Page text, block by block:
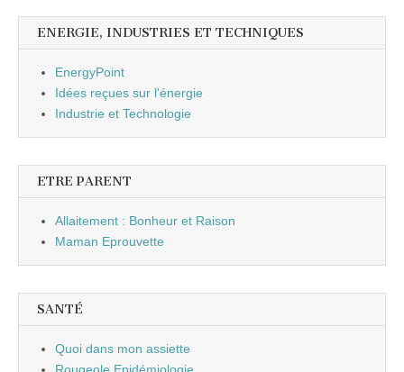
ENERGIE, INDUSTRIES ET TECHNIQUES
EnergyPoint
Idées reçues sur l'énergie
Industrie et Technologie
ETRE PARENT
Allaitement : Bonheur et Raison
Maman Eprouvette
SANTÉ
Quoi dans mon assiette
Rougeole Epidémiologie